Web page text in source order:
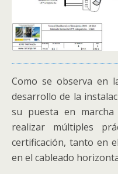
Como se observa en
desarrollo de la
su puesta en
realizar múltiples
certificación, tanto en
en el cableado